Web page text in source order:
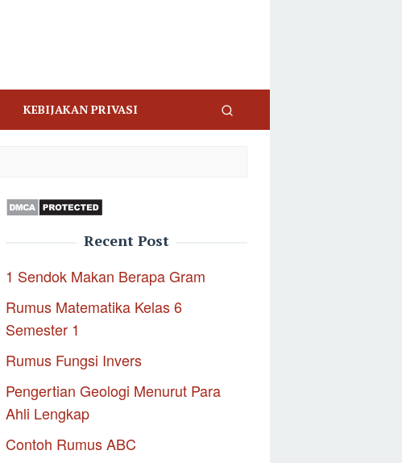
KEBIJAKAN PRIVASI
Recent Post
1 Sendok Makan Berapa Gram
Rumus Matematika Kelas 6
Semester 1
Rumus Fungsi Invers
Pengertian Geologi Menurut Para
Ahli Lengkap
Contoh Rumus ABC